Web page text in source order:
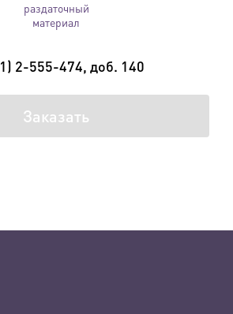
раздаточный
материал
2-555-474, доб. 140
Заказать